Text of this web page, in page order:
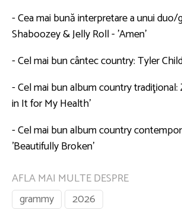
- Cea mai bună interpretare a unui
Shaboozey & Jelly Roll - 'Amen'
- Cel mai bun cântec country: Tyler
- Cel mai bun album country
in It for My Health'
- Cel mai bun album country
'Beautifully Broken'
AFLA MAI MULTE DESPRE
grammy
2026